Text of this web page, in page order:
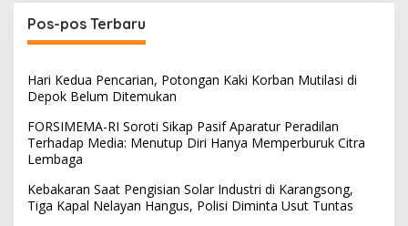
Pos-pos Terbaru
Hari Kedua Pencarian, Potongan Kaki Korban Mutilasi di
Depok Belum Ditemukan
FORSIMEMA-RI Soroti Sikap Pasif Aparatur Peradilan
Terhadap Media: Menutup Diri Hanya Memperburuk Citra
Lembaga
Kebakaran Saat Pengisian Solar Industri di Karangsong,
Tiga Kapal Nelayan Hangus, Polisi Diminta Usut Tuntas